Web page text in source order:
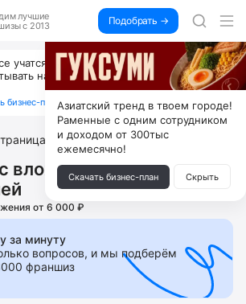
лучшие
с 2013
Подобрать →
учатся пользоваться ИИ, вы можете
на их обучении по 500 тыс. каждый
бизнес-план ↓
4
вложениями до 800
от 6 000 ₽
за минуту
вопросов, и мы подберём
франшиз
Азиатский тренд в твоем городе!
Раменные с одним сотрудником
и доходом от 300тыс
ежемесячно!
Скачать бизнес-план Скрыть